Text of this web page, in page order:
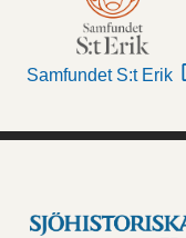
Samfundet S:t Erik